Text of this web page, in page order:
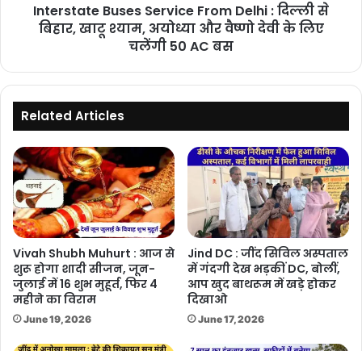
वैष्णो
चलेंगी
50
AC
बस
Interstate Buses Service From Delhi : दिल्ली से
बिहार, खाटू श्याम, अयोध्या और वैष्णो देवी के लिए
चलेंगी 50 AC बस
Related Articles
Vivah Shubh Muhurt : आज से
शुरू होगा शादी सीजन, जून-
जुलाई में 16 शुभ मुहूर्त, फिर 4
महीने का विराम
June 19, 2026
Jind DC : जींद सिविल अस्पताल
में गंदगी देख भड़कीं DC, बोलीं,
आप खुद बाथरूम में खड़े होकर
दिखाओ
June 17, 2026